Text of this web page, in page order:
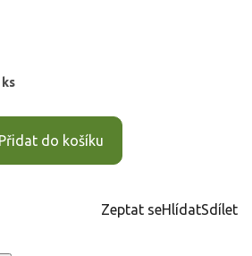
Přidat do košíku
Zeptat seHlídatSdílet